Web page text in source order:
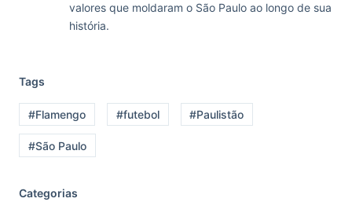
valores que moldaram o São Paulo ao longo de sua
história.
Tags
#Flamengo #futebol #Paulistão
#São Paulo
Categorias